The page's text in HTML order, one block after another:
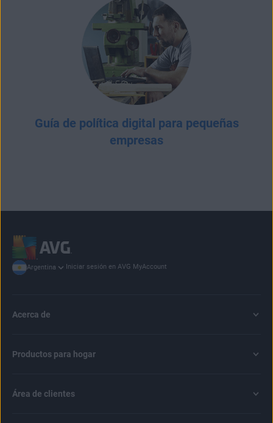
Guía de política digital para pequeñas
empresas
Argentina Iniciar sesión en AVG MyAccount
Acerca de
Productos para hogar
Área de clientes